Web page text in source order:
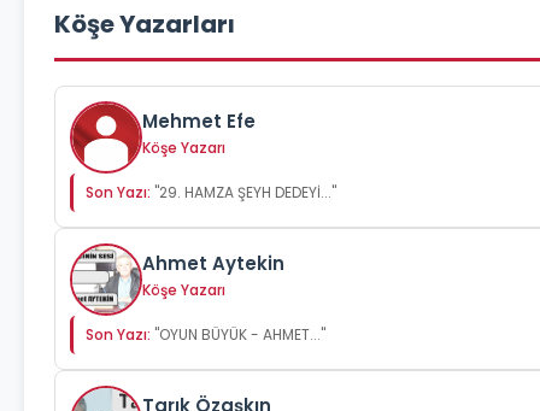
Köşe Yazarları
Mehmet Efe
Köşe Yazarı
Son Yazı: "29. HAMZA ŞEYH DEDEYİ..."
Ahmet Aytekin
Köşe Yazarı
Son Yazı: "OYUN BÜYÜK - AHMET..."
Tarık Özaşkın